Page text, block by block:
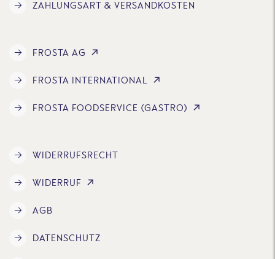
ZAHLUNGSART & VERSANDKOSTEN
FROSTA AG
FROSTA INTERNATIONAL
FROSTA FOODSERVICE (GASTRO)
WIDERRUFSRECHT
WIDERRUF
AGB
DATENSCHUTZ